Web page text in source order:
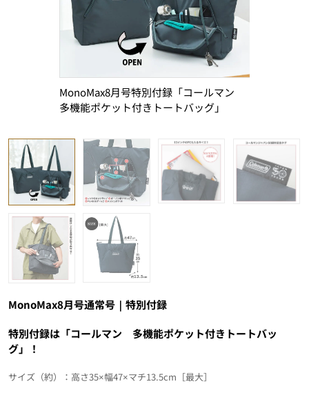
MonoMax8月号特別付録「コールマン
多機能ポケット付きトートバッグ」
MonoMax8月号通常号｜特別付録
特別付録は「コールマン 多機能ポケット付きトートバッ
グ」！
サイズ（約）：高さ35×幅47×マチ13.5cm［最大］